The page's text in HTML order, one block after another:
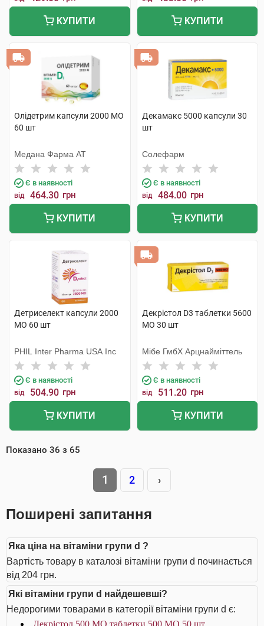
КУПИТИ КУПИТИ
Олідетрим капсули 2000 МО
60 шт
Медана Фарма АТ
Є в наявності
від 464.30 грн
КУПИТИ
Декамакс 5000 капсули 30
шт
Солефарм
Є в наявності
від 484.00 грн
КУПИТИ
Детриселект капсули 2000
МО 60 шт
PHIL Inter Pharma USA Inc
Є в наявності
від 504.90 грн
КУПИТИ
Декрістол D3 таблетки 5600
МО 30 шт
Мібе ГмбХ Арцнайміттель
Є в наявності
від 511.20 грн
КУПИТИ
Показано 36 з 65
1 2 ›
Поширені запитання
Яка ціна на вітаміни групи d ?
Вартість товару в каталозі вітаміни групи d починається
від 204 грн.
Які вітаміни групи d найдешевші?
Недорогими товарами в категорії вітаміни групи d є:
Декрістол 500 МО таблетки 500 МО 50 шт